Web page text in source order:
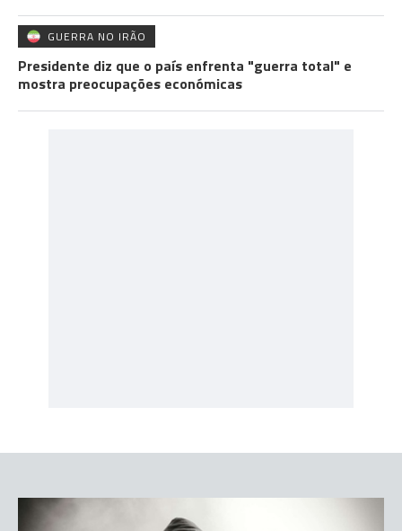
GUERRA NO IRÃO
Presidente diz que o país enfrenta "guerra total" e
mostra preocupações económicas